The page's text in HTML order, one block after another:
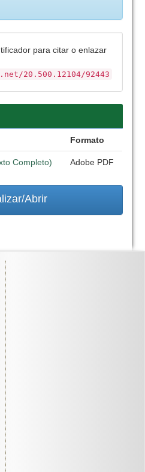
para citar o enlazar
20.500.12104/92443
Formato
Completo) Adobe PDF
Abrir